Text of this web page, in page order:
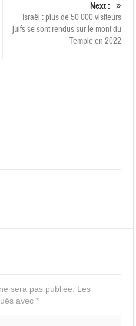
Next :
Israël : plus de 50 000 visiteurs
juifs se sont rendus sur le mont du
Temple en 2022
sera pas publiée. Les
avec*